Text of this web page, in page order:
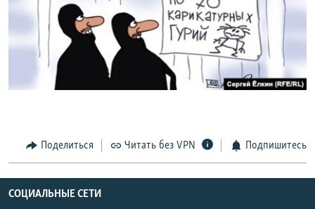
РАСПИСАНИЕ ВЕЩАНИЯ
ПОДПИШИТЕСЬ НА РАССЫЛКУ
СОЦИАЛЬНЫЕ СЕТИ
Поделиться Читать без VPN Подпишитесь
СОЦИАЛЬНЫЕ СЕТИ